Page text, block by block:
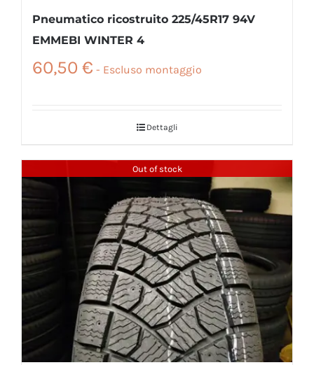
Pneumatico ricostruito 225/45R17 94V
EMMEBI WINTER 4
60,50 €
Dettagli
Out of stock